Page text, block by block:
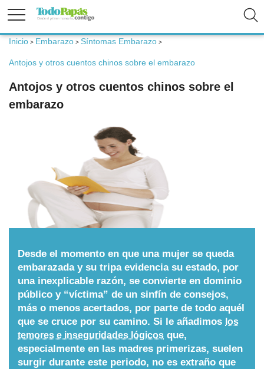
Embarazo
Padres
Nombres
Cuentos
Inicio > Embarazo > Síntomas Embarazo >
Antojos y otros cuentos chinos sobre el embarazo
Antojos y otros cuentos chinos sobre el
embarazo
Desde el momento en que una mujer se queda
embarazada y su tripa evidencia su estado, por
una inexplicable razón, se convierte en dominio
público y “víctima” de un sinfín de consejos,
más o menos acertados, por parte de todo aquél
que se cruce por su camino. Si le añadimos los
temores e inseguridades lógicos que,
especialmente en las madres primerizas, suelen
surgir durante este periodo, no es extraño que